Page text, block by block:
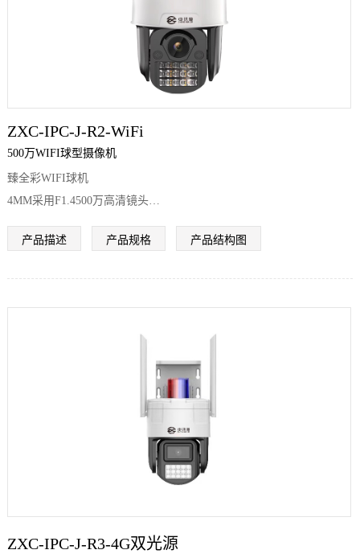
ZXC-IPC-J-R2-WiFi
500万WIFI球型摄像机
臻全彩WIFI球机
4MM采用F1.4500万高清镜头
6MM采用F1.8
500万高清镜头
产品描述 产品规格 产品结构图
ZXC-IPC-J-R3-4G双光源